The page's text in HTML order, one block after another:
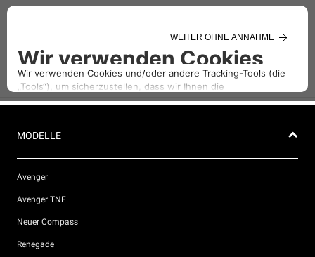
MODELLE
Avenger
Avenger TNF
Neuer Compass
Renegade